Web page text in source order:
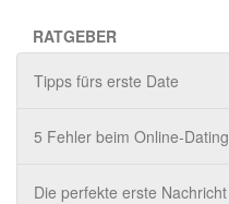
RATGEBER
Tipps fürs erste Date
5 Fehler beim Online-Dating
Die perfekte erste Nachricht